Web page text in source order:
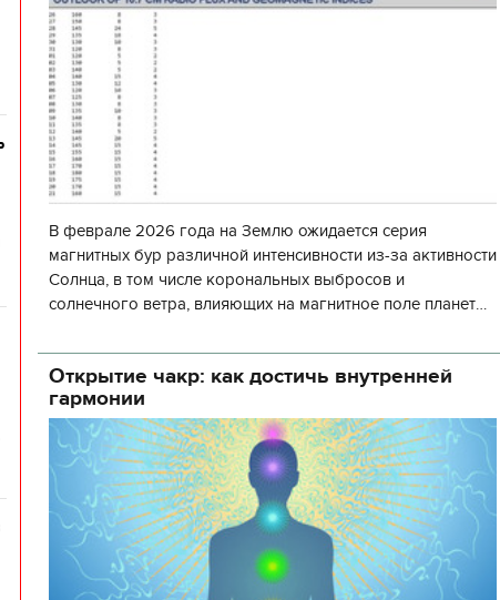
В феврале 2026 года на Землю ожидается серия
магнитных бур различной интенсивности из-за активности
Солнца, в том числе корональных выбросов и
солнечного ветра, влияющих на магнитное поле планеты.
об
Открытие чакр: как достичь внутренней
гармонии